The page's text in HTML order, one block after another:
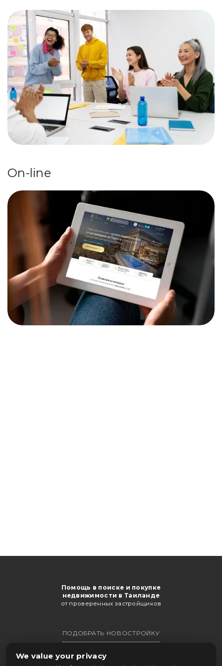
On-line
Помощь в поиске и покупке
недвижимости в Таиланде
от проверенных застройщиков
ПОДОБРАТЬ НОВОСТРОЙКУ
ПОЛУЧИТЬ КАТАЛОГ
We value your privacy